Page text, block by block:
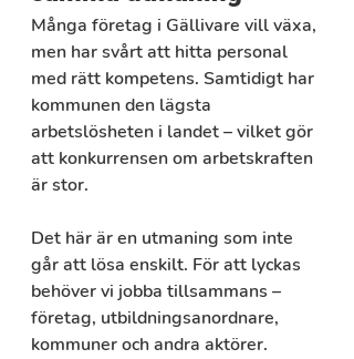
Många företag i Gällivare vill växa,
men har svårt att hitta personal
med rätt kompetens. Samtidigt har
kommunen den lägsta
arbetslösheten i landet – vilket gör
att konkurrensen om arbetskraften
är stor.
Det här är en utmaning som inte
går att lösa enskilt. För att lyckas
behöver vi jobba tillsammans –
företag, utbildningsanordnare,
kommuner och andra aktörer.